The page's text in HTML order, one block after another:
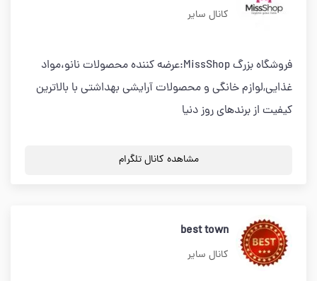
کانال سایر
فروشگاه بزرگ MissShop:عرضه کننده محصولات نانو،مواد
غذایی,لوازم خانگی و محصولات آرایشی بهداشتی با بالاترین
کیفیت از برندهای روز دنیا
مشاهده کانال تلگرام
best town
کانال سایر